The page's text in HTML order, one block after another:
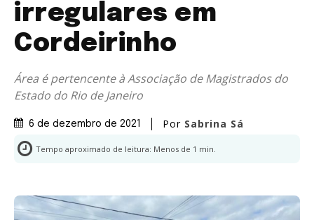
irregulares em
Cordeirinho
Área é pertencente à Associação de Magistrados do
Estado do Rio de Janeiro
6 de dezembro de 2021 Por Sabrina Sá
Tempo aproximado de leitura: Menos de 1 min.